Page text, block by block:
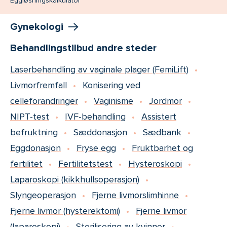
Gynekologi
Behandlingstilbud andre steder
Laserbehandling av vaginale plager (FemiLift)
Livmorfremfall
Konisering ved
celleforandringer
Vaginisme
Jordmor
NIPT-test
IVF-behandling
Assistert
befruktning
Sæddonasjon
Sædbank
Eggdonasjon
Fryse egg
Fruktbarhet og
fertilitet
Fertilitetstest
Hysteroskopi
Laparoskopi (kikkhullsoperasjon)
Slyngeoperasjon
Fjerne livmorslimhinne
Fjerne livmor (hysterektomi)
Fjerne livmor